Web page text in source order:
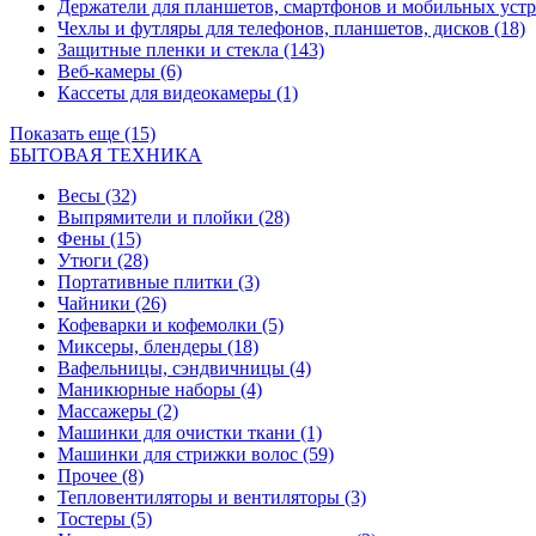
Держатели для планшетов, смартфонов и мобильных
Чехлы и футляры для телефонов, планшетов, дисков (18)
Защитные пленки и стекла (143)
Веб-камеры (6)
Кассеты для видеокамеры (1)
Показать еще (15)
БЫТОВАЯ ТЕХНИКА
Весы (32)
Выпрямители и плойки (28)
Фены (15)
Утюги (28)
Портативные плитки (3)
Чайники (26)
Кофеварки и кофемолки (5)
Миксеры, блендеры (18)
Вафельницы, сэндвичницы (4)
Маникюрные наборы (4)
Массажеры (2)
Машинки для очистки ткани (1)
Машинки для стрижки волос (59)
Прочее (8)
Тепловентиляторы и вентиляторы (3)
Тостеры (5)